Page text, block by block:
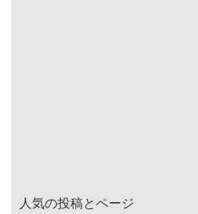
人気の投稿とページ